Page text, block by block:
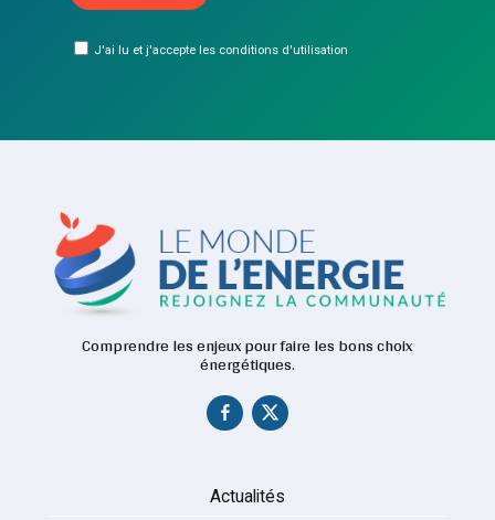
J'ai lu et j'accepte les conditions d'utilisation
Comprendre les enjeux pour faire les bons choix
énergétiques.
Actualités